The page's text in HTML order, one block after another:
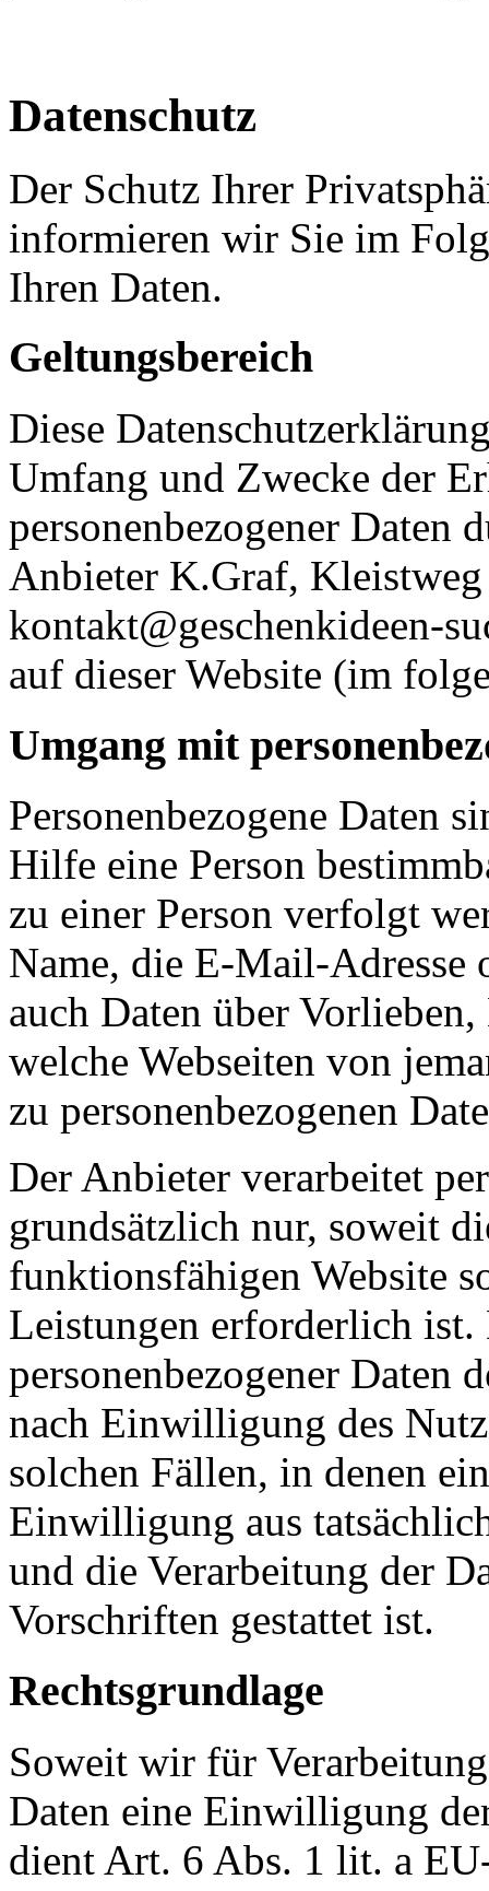
Datenschutz
Der Schutz Ihrer
informieren wir Sie im
Ihren Daten.
Geltungsbereich
Diese
Umfang und Zwecke der
personenbezogener Daten
Anbieter K.Graf,
kontakt@geschenkideen-
auf dieser Website (im
Umgang mit
Personenbezogene Daten
Hilfe eine Person
zu einer Person verfolgt
Name, die E-Mail-Adresse
auch Daten über
welche Webseiten von
zu personenbezogenen
Der Anbieter verarbeitet
grundsätzlich nur, soweit
funktionsfähigen Website
Leistungen erforderlich ist.
personenbezogener Daten
nach Einwilligung des
solchen Fällen, in denen
Einwilligung aus
und die Verarbeitung der
Vorschriften gestattet ist.
Rechtsgrundlage
Soweit wir für
Daten eine Einwilligung
dient Art. 6 Abs. 1 lit. a